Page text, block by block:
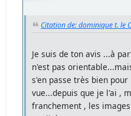
Citation de: dominique t. le
Je suis de ton avis ...à
n'est pas
s'en passe très bien
vue...depuis que je l'ai ,
franchement , les